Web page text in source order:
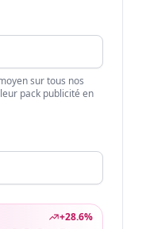
sur tous nos
pack publicité en
+28.6%